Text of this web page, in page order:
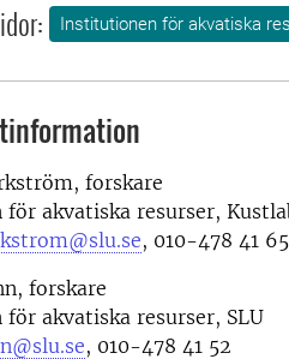
Institutionen för akvatiska
forskare
akvatiska resurser,
, 010-478 41 65
forskare
akvatiska resurser, SLU
, 010-478 41 52